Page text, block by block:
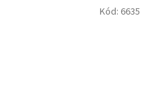
Kód: 6635